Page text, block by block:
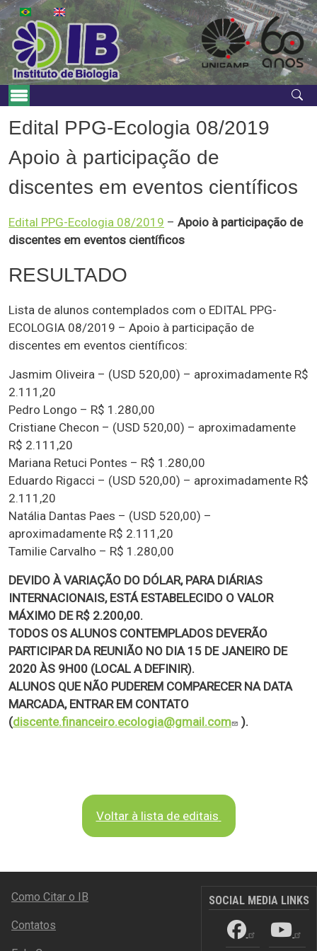
Pular para o conteúdo principal
Navegação principal
Edital PPG-Ecologia 08/2019
Apoio à participação de
discentes em eventos científicos
Edital PPG-Ecologia 08/2019 – Apoio à participação de
discentes em eventos científicos
RESULTADO
Lista de alunos contemplados com o EDITAL PPG-
ECOLOGIA 08/2019 – Apoio à participação de
discentes em eventos científicos:
Jasmim Oliveira – (USD 520,00) – aproximadamente R$
2.111,20
Pedro Longo – R$ 1.280,00
Cristiane Checon – (USD 520,00) – aproximadamente
R$ 2.111,20
Mariana Retuci Pontes – R$ 1.280,00
Eduardo Rigacci – (USD 520,00) – aproximadamente R$
2.111,20
Natália Dantas Paes – (USD 520,00) –
aproximadamente R$ 2.111,20
Tamilie Carvalho – R$ 1.280,00
DEVIDO À VARIAÇÃO DO DÓLAR, PARA DIÁRIAS
INTERNACIONAIS, ESTÁ ESTABELECIDO O VALOR
MÁXIMO DE R$ 2.200,00.
TODOS OS ALUNOS CONTEMPLADOS DEVERÃO
PARTICIPAR DA REUNIÃO NO DIA 15 DE JANEIRO DE
2020 ÀS 9H00 (LOCAL A DEFINIR).
ALUNOS QUE NÃO PUDEREM COMPARECER NA DATA
MARCADA, ENTRAR EM CONTATO
(discente.financeiro.ecologia@gmail.com ).
Voltar à lista de editais
RODAPÉ
Como Citar o IB
Contatos
SOCIAL MEDIA LINKS